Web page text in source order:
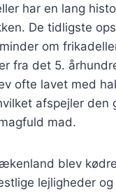
har en lang
De tidligste
om
fra det 5.
ofte lavet med
afspejler den
mad.
blev
lejligheder og